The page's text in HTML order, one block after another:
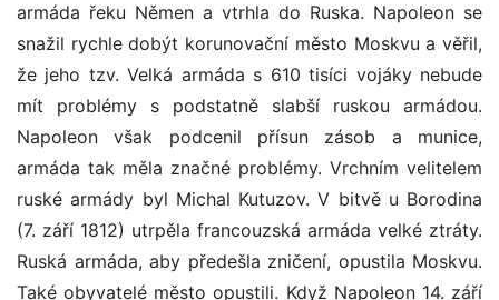
armáda řeku Němen a vtrhla do Ruska. Napoleon se
snažil rychle dobýt korunovační město Moskvu a věřil,
že jeho tzv. Velká armáda s 610 tisíci vojáky nebude
mít problémy s podstatně slabší ruskou armádou.
Napoleon však podcenil přísun zásob a munice,
armáda tak měla značné problémy. Vrchním velitelem
ruské armády byl Michal Kutuzov. V bitvě u Borodina
(7. září 1812) utrpěla francouzská armáda velké ztráty.
Ruská armáda, aby předešla zničení, opustila Moskvu.
Také obyvatelé město opustili. Když Napoleon 14. září